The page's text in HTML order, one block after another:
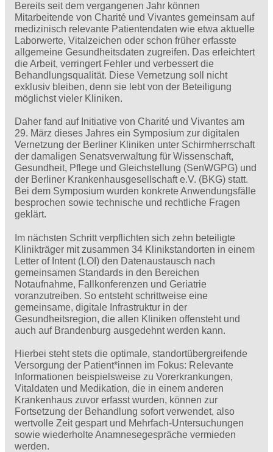
Bereits seit dem vergangenen Jahr können
Mitarbeitende von Charité und Vivantes gemeinsam auf
medizinisch relevante Patientendaten wie etwa aktuelle
Laborwerte, Vitalzeichen oder schon früher erfasste
allgemeine Gesundheitsdaten zugreifen. Das erleichtert
die Arbeit, verringert Fehler und verbessert die
Behandlungsqualität. Diese Vernetzung soll nicht
exklusiv bleiben, denn sie lebt von der Beteiligung
möglichst vieler Kliniken.
Daher fand auf Initiative von Charité und Vivantes am
29. März dieses Jahres ein Symposium zur digitalen
Vernetzung der Berliner Kliniken unter Schirmherrschaft
der damaligen Senatsverwaltung für Wissenschaft,
Gesundheit, Pflege und Gleichstellung (SenWGPG) und
der Berliner Krankenhausgesellschaft e.V. (BKG) statt.
Bei dem Symposium wurden konkrete Anwendungsfälle
besprochen sowie technische und rechtliche Fragen
geklärt.
Im nächsten Schritt verpflichten sich zehn beteiligte
Klinikträger mit zusammen 34 Klinikstandorten in einem
Letter of Intent (LOI) den Datenaustausch nach
gemeinsamen Standards in den Bereichen
Notaufnahme, Fallkonferenzen und Geriatrie
voranzutreiben. So entsteht schrittweise eine
gemeinsame, digitale Infrastruktur in der
Gesundheitsregion, die allen Kliniken offensteht und
auch auf Brandenburg ausgedehnt werden kann.
Hierbei steht stets die optimale, standortübergreifende
Versorgung der Patient*innen im Fokus: Relevante
Informationen beispielsweise zu Vorerkrankungen,
Vitaldaten und Medikation, die in einem anderen
Krankenhaus zuvor erfasst wurden, können zur
Fortsetzung der Behandlung sofort verwendet, also
wertvolle Zeit gespart und Mehrfach-Untersuchungen
sowie wiederholte Anamnesegespräche vermieden
werden.